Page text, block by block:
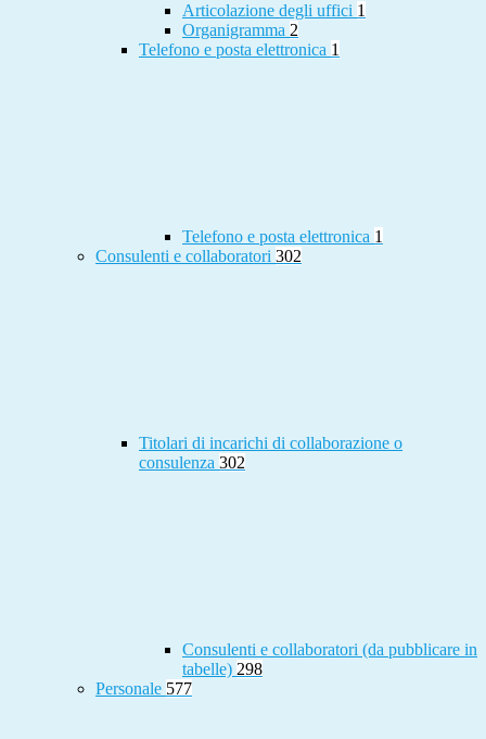
Articolazione degli uffici 1
Organigramma 2
Telefono e posta elettronica 1
Telefono e posta elettronica 1
Consulenti e collaboratori 302
Titolari di incarichi di collaborazione o
consulenza 302
Consulenti e collaboratori (da pubblicare in
tabelle) 298
Personale 577